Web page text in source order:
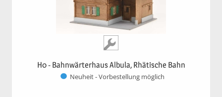
H0 - Bahnwärterhaus Albula, Rhätische Bahn
Neuheit - Vorbestellung möglich